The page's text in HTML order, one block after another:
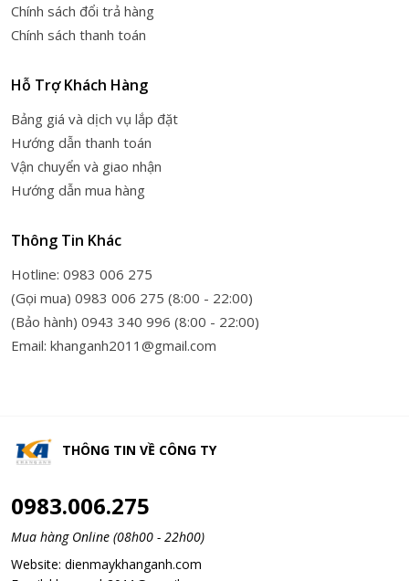
Chính sách đổi trả hàng
Chính sách thanh toán
Hỗ Trợ Khách Hàng
Bảng giá và dịch vụ lắp đặt
Hướng dẫn thanh toán
Vận chuyển và giao nhận
Hướng dẫn mua hàng
Thông Tin Khác
Hotline: 0983 006 275
(Gọi mua) 0983 006 275 (8:00 - 22:00)
(Bảo hành) 0943 340 996 (8:00 - 22:00)
Email: khanganh2011@gmail.com
THÔNG TIN VỀ CÔNG TY
0983.006.275
Mua hàng Online (08h00 - 22h00)
Website: dienmaykhanganh.com